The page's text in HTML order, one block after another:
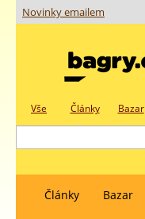
Novinky emailem
Vše Články Bazar
Články Bazar